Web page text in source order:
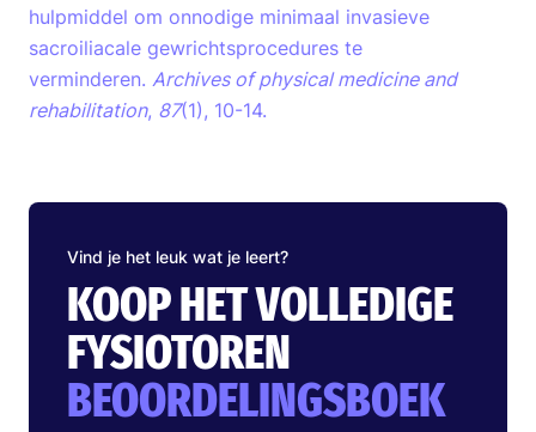
hulpmiddel om onnodige minimaal invasieve
sacroiliacale gewrichtsprocedures te
verminderen. Archives of physical medicine and
rehabilitation, 87(1), 10-14.
Vind je het leuk wat je leert?
KOOP HET VOLLEDIGE
FYSIOTOREN
BEOORDELINGSBOEK